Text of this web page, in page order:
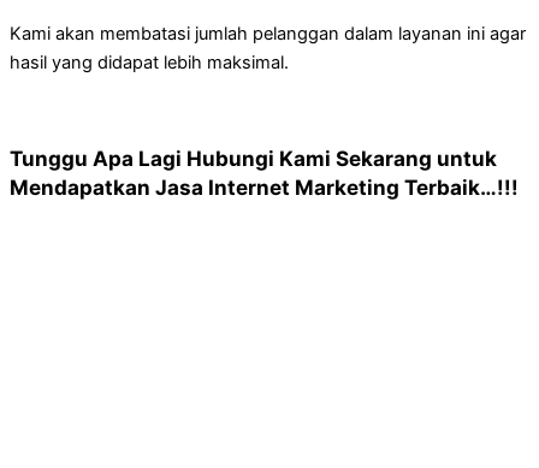
Kami akan membatasi jumlah pelanggan dalam layanan ini agar
hasil yang didapat lebih maksimal.
Tunggu Apa Lagi Hubungi Kami Sekarang untuk
Mendapatkan Jasa Internet Marketing Terbaik…!!!